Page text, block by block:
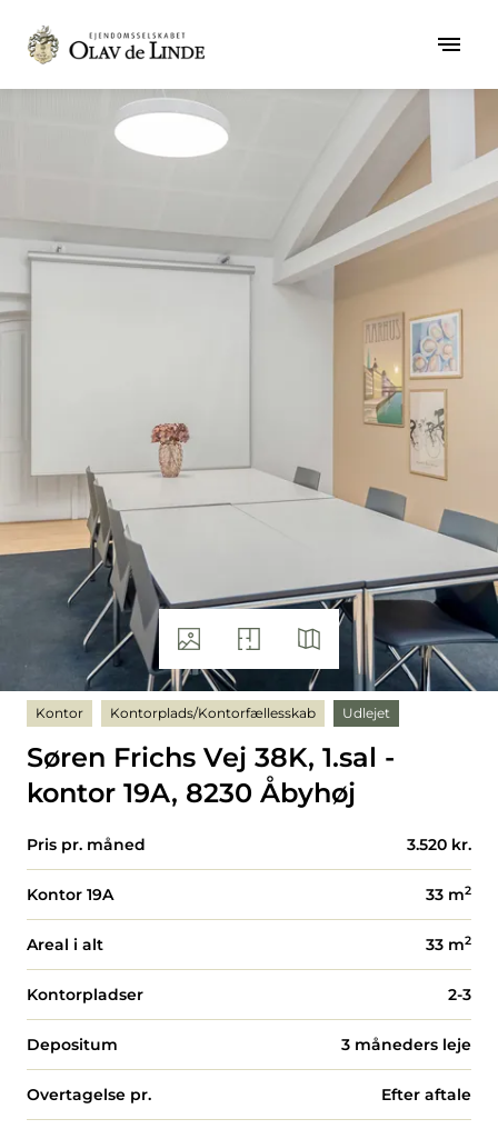
Kontor Kontorplads/Kontorfællesskab Udlejet
Søren Frichs Vej 38K, 1.sal -
kontor 19A, 8230 Åbyhøj
Pris pr. måned 3.520 kr.
Kontor 19A 33 m2
Areal i alt 33 m2
Kontorpladser 2-3
Depositum 3 måneders leje
Overtagelse pr. Efter aftale